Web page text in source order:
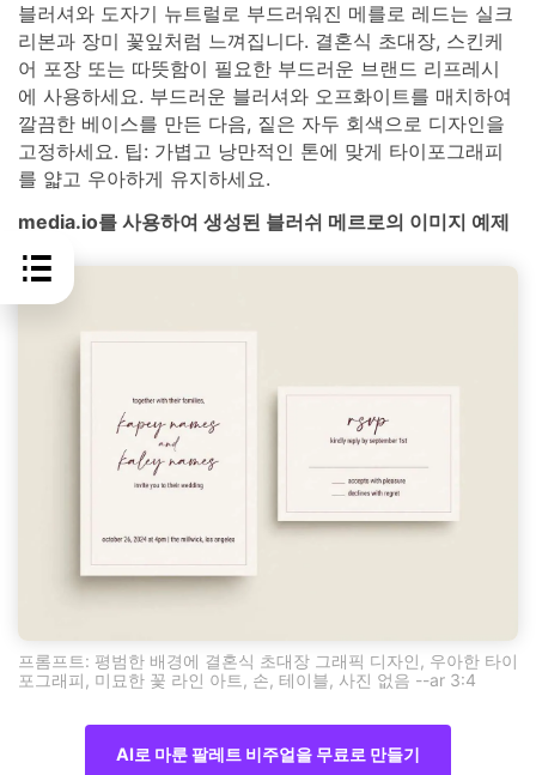
블러셔와 도자기 뉴트럴로 부드러워진 메를로 레드는 실크
리본과 장미 꽃잎처럼 느껴집니다. 결혼식 초대장, 스킨케
어 포장 또는 따뜻함이 필요한 부드러운 브랜드 리프레시
에 사용하세요. 부드러운 블러셔와 오프화이트를 매치하여
깔끔한 베이스를 만든 다음, 짙은 자두 회색으로 디자인을
고정하세요. 팁: 가볍고 낭만적인 톤에 맞게 타이포그래피
를 얇고 우아하게 유지하세요.
media.io를 사용하여 생성된 블러쉬 메르로의 이미지 예제
프롬프트: 평범한 배경에 결혼식 초대장 그래픽 디자인, 우아한 타이
포그래피, 미묘한 꽃 라인 아트, 손, 테이블, 사진 없음 --ar 3:4
AI로 마룬 팔레트 비주얼을 무료로 만들기